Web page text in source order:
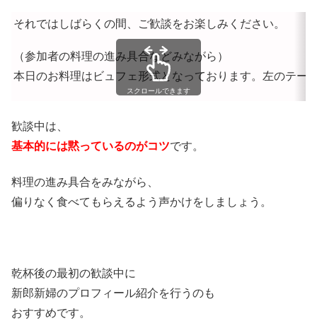
それではしばらくの間、ご歓談をお楽しみください。
（参加者の料理の進み具合などみながら）
本日のお料理はビュフェ形式となっております。左のテー
スクロールできます
歓談中は、
基本的には黙っているのがコツです。
料理の進み具合をみながら、
偏りなく食べてもらえるよう声かけをしましょう。
乾杯後の最初の歓談中に
新郎新婦のプロフィール紹介を行うのも
おすすめです。